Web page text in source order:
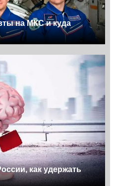
на МКС и куда
как удержать